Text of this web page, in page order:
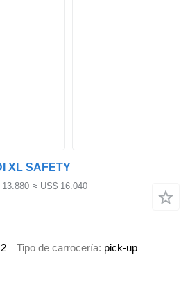
XL SAFETY
≈ US$ 16.040
Tipo de carrocería pick-up